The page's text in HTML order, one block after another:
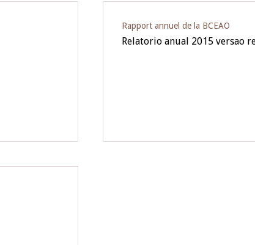
Rapport annuel de la BCEAO
Relatorio anual 2015 versao